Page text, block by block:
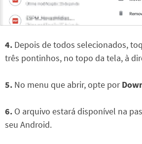
4. Depois de todos selecionados,
três pontinhos, no topo da tela, à
5. No menu que abrir, opte por
6. O arquivo estará disponível na
seu Android.